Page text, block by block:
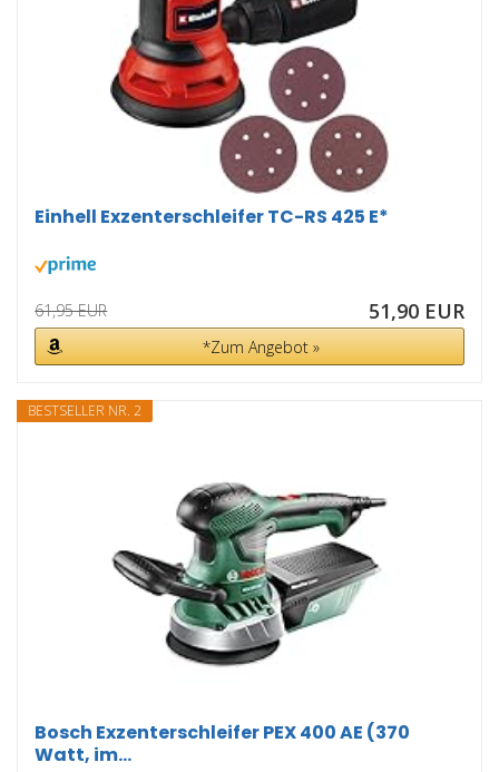
Einhell Exzenterschleifer TC-RS 425 E*
61,95 EUR 51,90 EUR
*Zum Angebot »
BESTSELLER NR. 2
Bosch Exzenterschleifer PEX 400 AE (370
Watt, im...